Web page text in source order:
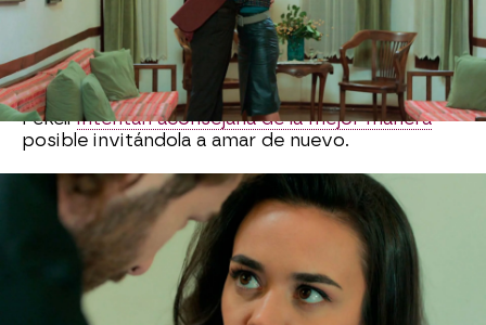
Quién también andará con la mosca detrás de la
oreja será Züleyha. A la joven no le gusta que
Demir vuelva tarde, ni duerma en casa... pero
sabe que no puede reprocharle nada. Sevda y
Fekeliintentan aconsejarla de la mejor manera
posible invitándola a amar de nuevo.
La que poco a poco parece estar dándose
cuenta de las verdaderas intenciones de su tía es
Müjgan. A Behice solo la importa el dinero y su
sobrina no duda en ponerla en su sitio cuando
descubre que no la importa en absoluto
futuro de Kerem Ali